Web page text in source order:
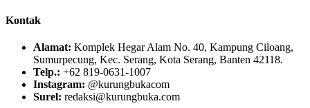
Kontak
Alamat: Komplek Hegar Alam No. 40, Kampung Ciloang,
Sumurpecung, Kec. Serang, Kota Serang, Banten 42118.
Telp.: +62 819-0631-1007
Instagram: @kurungbukacom
Surel: redaksi@kurungbuka.com